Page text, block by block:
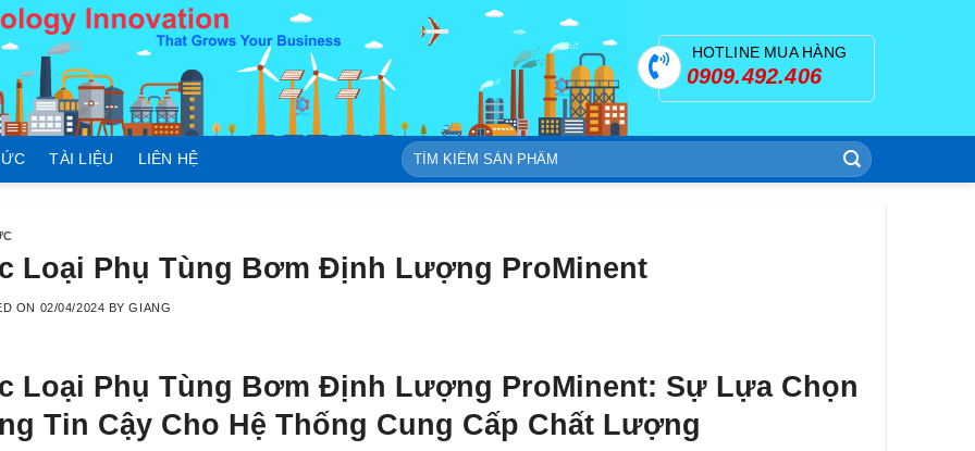
HOTLINE MUA HÀNG
0909.492.406
TÀI LIỆU LIÊN HỆ
Tìm
kiếm:
Loại Phụ Tùng Bơm Định Lượng ProMinent
ON 02/04/2024 BYGIANG
Loại Phụ Tùng Bơm Định Lượng ProMinent: Sự Lựa Chọn
Tin Cậy Cho Hệ Thống Cung Cấp Chất Lượng